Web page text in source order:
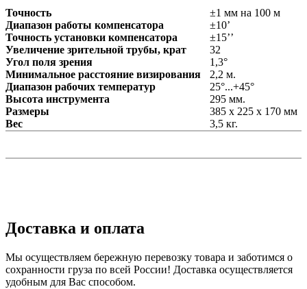
Точность
±1 мм на 100 м
Диапазон работы компенсатора
±10’
Точность установки компенсатора
±15’’
Увеличение зрительной трубы, крат
32
Угол поля зрения
1,3°
Минимальное расстояние визирования
2,2 м.
Диапазон рабочих температур
25°...+45°
Высота инструмента
295 мм.
Размеры
385 x 225 x 170 мм
Вес
3,5 кг.
Доставка и оплата
Мы осуществляем бережную перевозку товара и заботимся о
сохранности груза по всей России! Доставка осуществляется
удобным для Вас способом.